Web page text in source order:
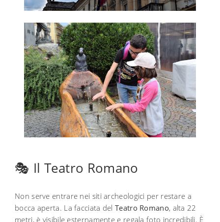
🎭 Il Teatro Romano
Non serve entrare nei siti archeologici per restare a
bocca aperta. La facciata delTeatro Romano, alta 22
metri, è visibile esternamente e regala foto incredibili. È